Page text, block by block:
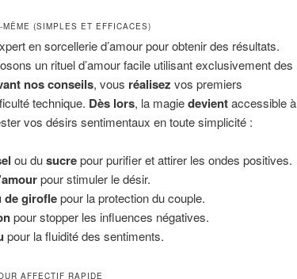
(SIMPLES ET EFFICACES)
en sorcellerie d’amour pour obtenir des résultats.
un rituel d’amour facile utilisant exclusivement des
nos conseils, vous réalisez vos premiers
technique. Dès lors, la magiedevientaccessible à
vos désirs sentimentaux en toute simplicité :
ou dusucrepour purifier et attirer les ondes positives.
pour stimuler le désir.
de giroflepour la protection du couple.
pour stopper les influences négatives.
pour la fluidité des sentiments.
AFFECTIF RAPIDE